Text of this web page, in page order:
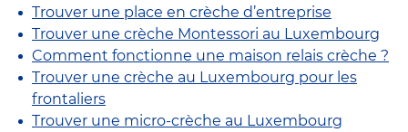
Trouver une place en crèche d’entreprise
Trouver une crèche Montessori au Luxembourg
Comment fonctionne une maison relais crèche ?
Trouver une crèche au Luxembourg pour les
frontaliers
Trouver une micro-crèche au Luxembourg